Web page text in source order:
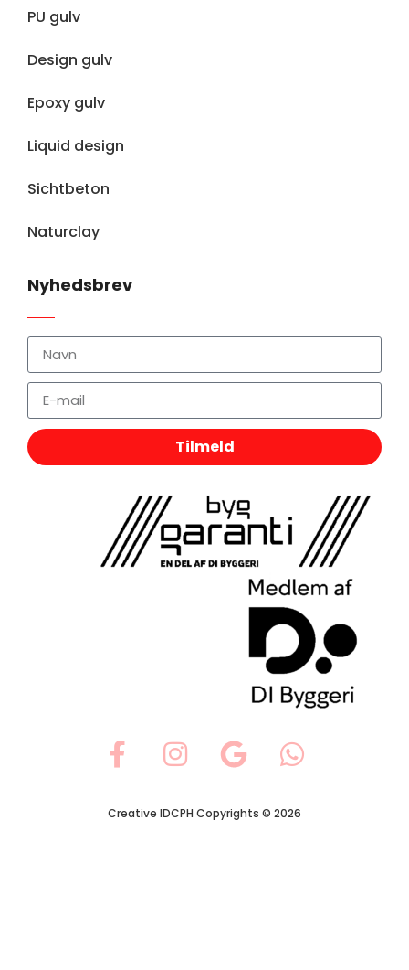
PU gulv
Design gulv
Epoxy gulv
Liquid design
Sichtbeton
Naturclay
Nyhedsbrev
Tilmeld
Creative IDCPH Copyrights © 2026